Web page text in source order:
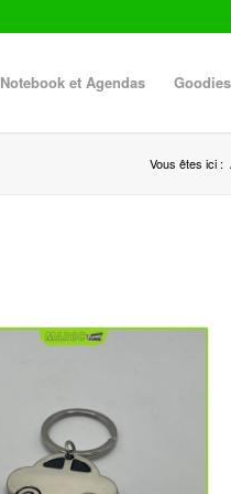
Notebook et Agendas Goodies
Vous êtes ici :